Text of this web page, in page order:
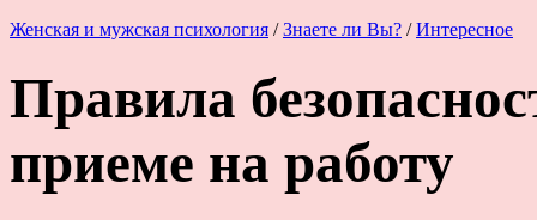
Женская и мужская психология / Знаете ли Вы? / Интересное
Правила
приеме на работу